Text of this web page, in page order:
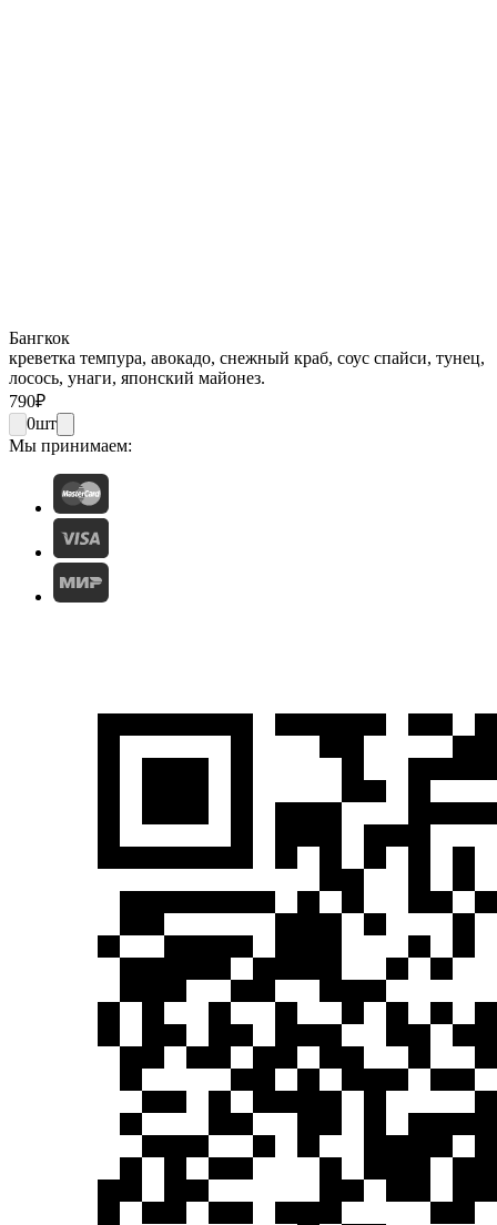
Бангкок
креветка темпура, авокадо, снежный краб, соус спайси, тунец,
лосось, унаги, японский майонез.
790₽
0шт
Мы принимаем: